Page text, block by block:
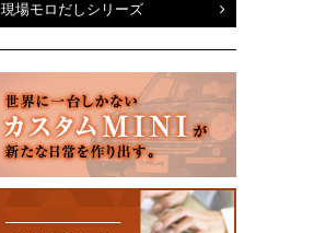
現場モロだしシリーズ